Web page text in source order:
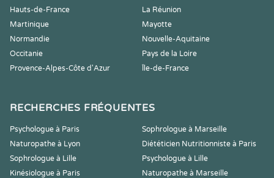
Hauts-de-France
La Réunion
Martinique
Mayotte
Normandie
Nouvelle-Aquitaine
Occitanie
Pays de la Loire
Provence-Alpes-Côte d'Azur
Île-de-France
RECHERCHES FRÉQUENTES
Psychologue à Paris
Sophrologue à Marseille
Naturopathe à Lyon
Diététicien Nutritionniste à Paris
Sophrologue à Lille
Psychologue à Lille
Kinésiologue à Paris
Naturopathe à Marseille